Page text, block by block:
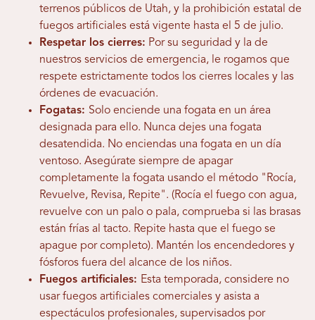
terrenos públicos de Utah, y la prohibición estatal de
fuegos artificiales está vigente hasta el 5 de julio.
Respetar los cierres: Por su seguridad y la de
nuestros servicios de emergencia, le rogamos que
respete estrictamente todos los cierres locales y las
órdenes de evacuación.
Fogatas: Solo enciende una fogata en un área
designada para ello. Nunca dejes una fogata
desatendida. No enciendas una fogata en un día
ventoso. Asegúrate siempre de apagar
completamente la fogata usando el método "Rocía,
Revuelve, Revisa, Repite". (Rocía el fuego con agua,
revuelve con un palo o pala, comprueba si las brasas
están frías al tacto. Repite hasta que el fuego se
apague por completo). Mantén los encendedores y
fósforos fuera del alcance de los niños.
Fuegos artificiales: Esta temporada, considere no
usar fuegos artificiales comerciales y asista a
espectáculos profesionales, supervisados ​​por